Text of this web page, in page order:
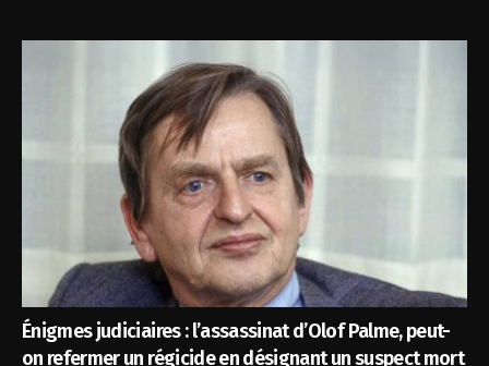
Énigmes judiciaires : l’assassinat d’Olof Palme, peut-
on refermer un régicide en désignant un suspect mort